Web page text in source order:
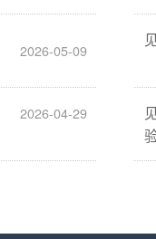
2026-05-09
2026-04-29